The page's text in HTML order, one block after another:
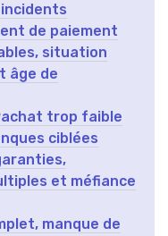
incidents
de paiement
situation
âge de
trop faible
ciblées
et méfiance
manque de